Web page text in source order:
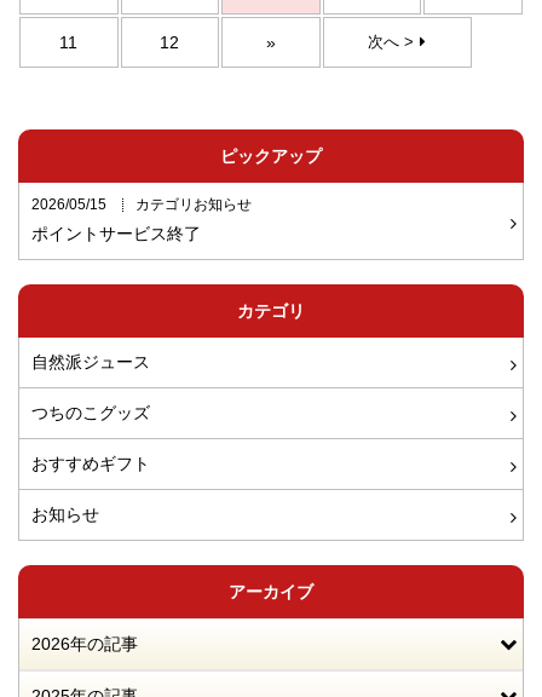
11 12 » 次へ >
ピックアップ
2026/05/15 カテゴリお知らせ
ポイントサービス終了
カテゴリ
自然派ジュース
つちのこグッズ
おすすめギフト
お知らせ
アーカイブ
2026年の記事